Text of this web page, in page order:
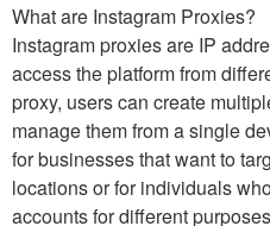
What are Instagram Proxies?
Instagram proxies are IP
access the platform from
proxy, users can create
manage them from a single
for businesses that want to
locations or for individuals
accounts for different